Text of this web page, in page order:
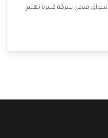
فنحن شركة كبيرة نهتم
التى تكون من أهم